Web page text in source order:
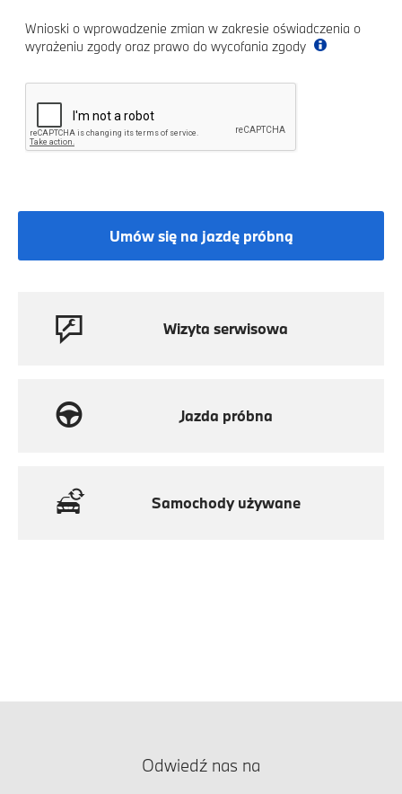
Wnioski o wprowadzenie zmian w zakresie oświadczenia o
wyrażeniu zgody oraz prawo do wycofania zgody
Umów się na jazdę próbną
Wizyta serwisowa
Jazda próbna
Samochody używane
Odwiedź nas na